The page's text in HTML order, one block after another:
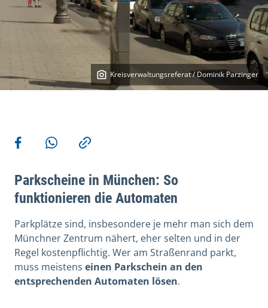
Kreisverwaltungsreferat / Dominik Parzinger
Weitere Aktionen
Teilen auf Facebook
Teilen via WhatsApp
Kopieren
Parkscheine in München: So
funktionieren die Automaten
Parkplätze sind, insbesondere je mehr man sich dem
Münchner Zentrum nähert, eher selten und in der
Regel kostenpflichtig. Wer am Straßenrand parkt,
muss meistens einen Parkschein an den
entsprechenden Automaten lösen.